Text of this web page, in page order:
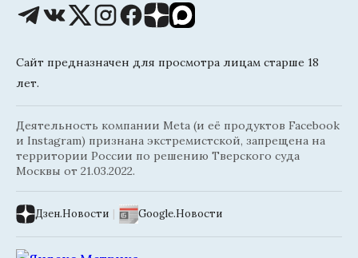
Сайт предназначен для просмотра лицам старше 18
лет.
Деятельность компании Meta (и её продуктов Facebook
и Instagram) признана экстремистской, запрещена на
территории России по решению Тверского суда
Москвы от 21.03.2022.
Дзен.Новости | Google.Новости